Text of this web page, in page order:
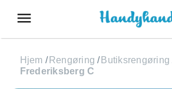
menu
Hjem / Rengøring / Butiksrengøring
Frederiksberg C